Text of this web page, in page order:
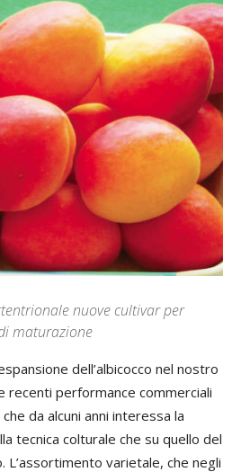
nuove cultivar per
maturazione
dell’albicocco nel nostro
recenti performance commerciali
da alcuni anni interessa la
tecnica colturale che su quello del
L’assortimento varietale, che negli